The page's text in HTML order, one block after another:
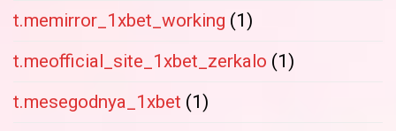
t.memirror_1xbet_working (1)
t.meofficial_site_1xbet_zerkalo (1)
t.mesegodnya_1xbet (1)